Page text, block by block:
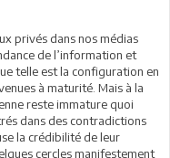
privés dans nos médias
de l’information et
telle est la configuration en
à maturité. Mais à la
reste immature quoi
dans des contradictions
la crédibilité de leur
cercles manifestement